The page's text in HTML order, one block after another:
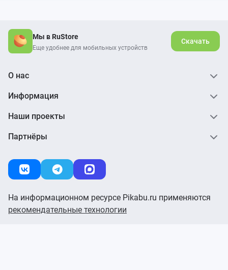
Мы в RuStore
Еще удобнее для мобильных устройств
Скачать
О нас
Информация
Наши проекты
Партнёры
На информационном ресурсе Pikabu.ru применяются
рекомендательные технологии